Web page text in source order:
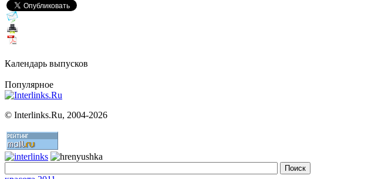
Календарь выпусков
Популярное
© Interlinks.Ru, 2004-2026